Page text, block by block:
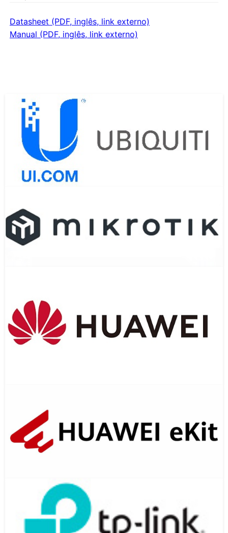
Datasheet (PDF, inglês, link externo)
Manual (PDF, inglês, link externo)